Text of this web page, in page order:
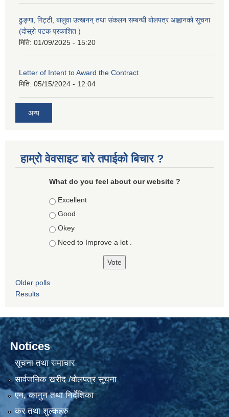
ढुङ्गा, गिट्टी, बालुवा उत्खनन् तथा संकलन सम्बन्धी बोलपत्र आह्वानको सूचना
(दोस्रो पटक प्रकाशित )
मिति: 01/09/2025 - 15:20
Letter of Intent to Award the Contract
मिति: 05/15/2024 - 12:04
अन्य
हाम्रो वेवसाइट बारे तपाईको बिचार ?
What do you feel about our website ?
Choices
Excellent
Good
Okey
Need to Improve a lot .
Older polls
Results
Notices
सूचना तथा समाचार
सार्वजनिक खरीद /बोलपत्र सूचना
एन, कानुन तथा निर्देशिका
कर तथा शुल्कहरु